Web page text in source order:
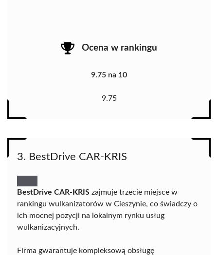
Ocena w rankingu
9.75 na 10
9.75
3. BestDrive CAR-KRIS
BestDrive CAR-KRIS zajmuje trzecie miejsce w
rankingu wulkanizatorów w Cieszynie, co świadczy o
ich mocnej pozycji na lokalnym rynku usług
wulkanizacyjnych.
Firma gwarantuje kompleksową obsługę